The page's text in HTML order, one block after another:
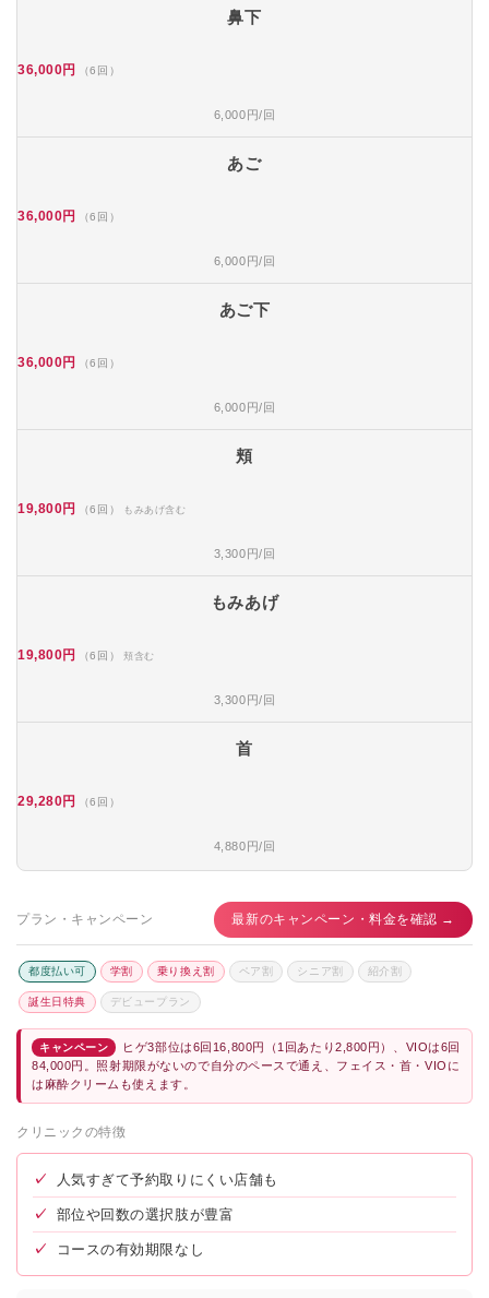
鼻下
36,000円 （6回）
6,000円/回
あご
36,000円 （6回）
6,000円/回
あご下
36,000円 （6回）
6,000円/回
頬
19,800円 （6回） もみあげ含む
3,300円/回
もみあげ
19,800円 （6回） 頬含む
3,300円/回
首
29,280円 （6回）
4,880円/回
プラン・キャンペーン 最新のキャンペーン・料金を確認 →
都度払い可 学割 乗り換え割 ペア割 シニア割 紹介割
誕生日特典 デビュープラン
キャンペーン
ヒゲ3部位は6回16,800円（1回あたり2,800円）、VIOは6回
84,000円。照射期限がないので自分のペースで通え、フェイス・首・VIOに
は麻酔クリームも使えます。
クリニックの特徴
✓ 人気すぎて予約取りにくい店舗も
✓ 部位や回数の選択肢が豊富
✓ コースの有効期限なし